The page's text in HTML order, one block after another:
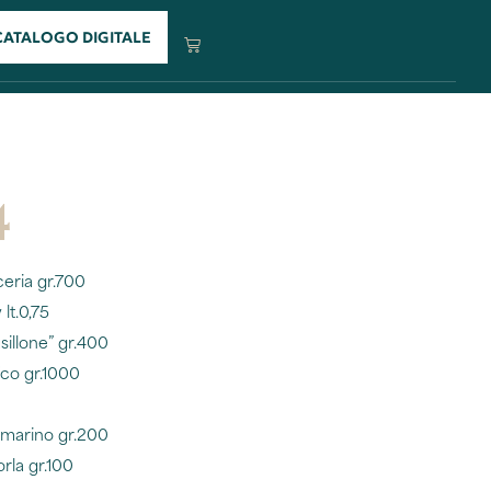
DIGITALE
gr.700
lt.0,75
gr.400
gr.1000
gr.200
gr.100